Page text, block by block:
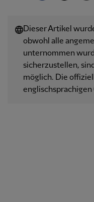
Dieser Artikel
obwohl alle
unternommen
sicherzustellen,
möglich. Die